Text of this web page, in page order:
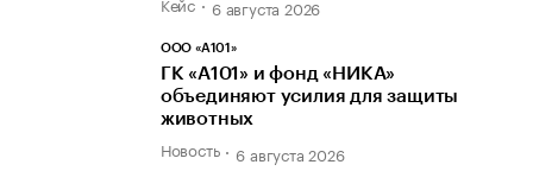
6 августа 2026
ООО «А101»
ГК «А101» и фонд «НИКА»
объединяют усилия для защиты
животных
Новость 6 августа 2026